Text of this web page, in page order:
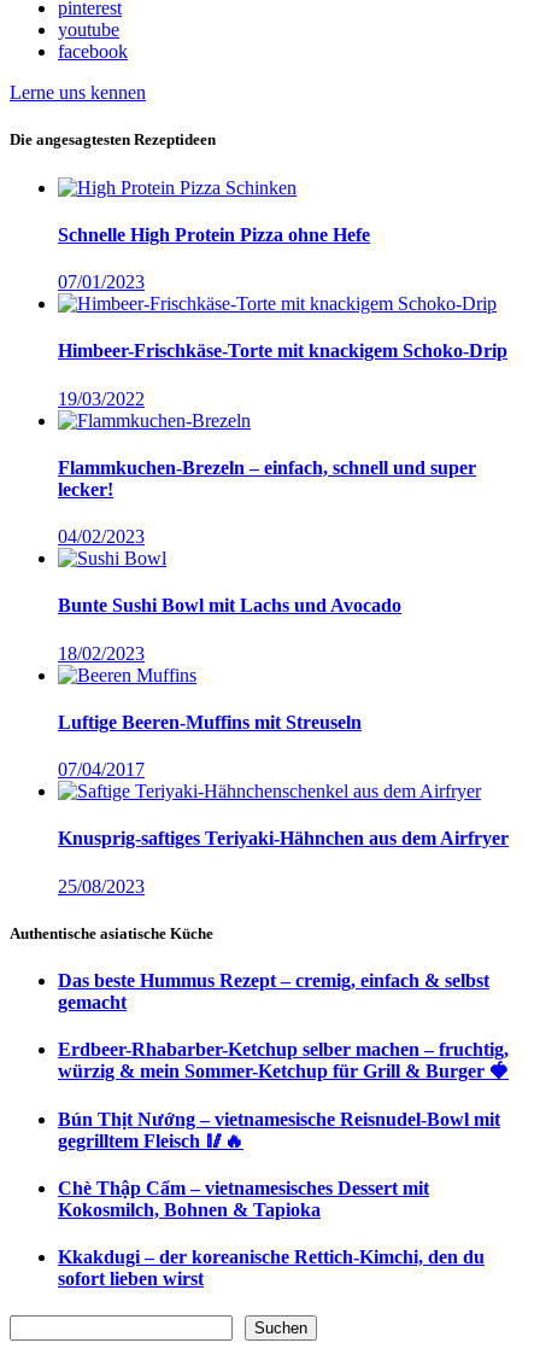
pinterest
youtube
facebook
Lerne uns kennen
Die angesagtesten Rezeptideen
Schnelle High Protein Pizza ohne Hefe
07/01/2023
Himbeer-Frischkäse-Torte mit knackigem Schoko-Drip
19/03/2022
Flammkuchen-Brezeln – einfach, schnell und super
lecker!
04/02/2023
Bunte Sushi Bowl mit Lachs und Avocado
18/02/2023
Luftige Beeren-Muffins mit Streuseln
07/04/2017
Knusprig-saftiges Teriyaki-Hähnchen aus dem Airfryer
25/08/2023
Authentische asiatische Küche
Das beste Hummus Rezept – cremig, einfach & selbst
gemacht
Erdbeer-Rhabarber-Ketchup selber machen – fruchtig,
würzig & mein Sommer-Ketchup für Grill & Burger 🍓
Bún Thịt Nướng – vietnamesische Reisnudel-Bowl mit
gegrilltem Fleisch 🥢🔥
Chè Thập Cẩm – vietnamesisches Dessert mit
Kokosmilch, Bohnen & Tapioka
Kkakdugi – der koreanische Rettich-Kimchi, den du
sofort lieben wirst
Suchen